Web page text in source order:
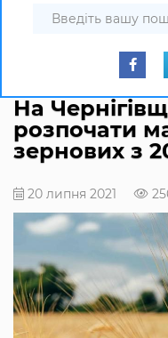
На
розпочати
зернових з
20 липня 2021